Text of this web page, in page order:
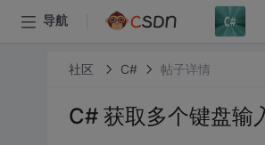
导航
社区 C# 帖子详情
C# 获取多个键盘输